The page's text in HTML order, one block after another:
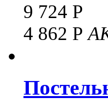
9 724 Р
4 862 Р